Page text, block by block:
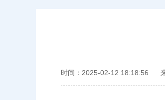
时间：2025-02-12 18:18:56